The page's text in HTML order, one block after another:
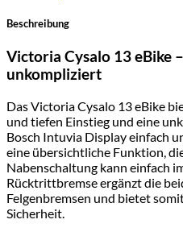
Beschreibung
Victoria Cysalo 13 eBike
unkompliziert
Das Victoria Cysalo 13 eBike
und tiefen Einstieg und eine
Bosch Intuvia Display einfach
eine übersichtliche Funktion,
Nabenschaltung kann einfach
Rücktrittbremse ergänzt die
Felgenbremsen und bietet
Sicherheit.